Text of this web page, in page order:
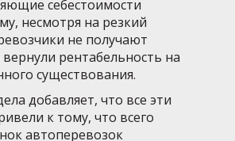
себестоимости
несмотря на резкий
не получают
рентабельность на
существования.
добавляет, что все эти
к тому, что всего
автоперевозок